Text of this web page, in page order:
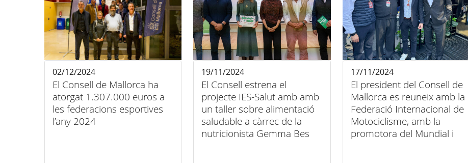
El Consell de Mallorca ha
atorgat 1.307.000 euros a
les federacions esportives
l’any 2024
02/12/2024
El Consell estrena el
projecte IES-Salut amb amb
un taller sobre alimentació
saludable a càrrec de la
nutricionista Gemma Bes
19/11/2024
El president del Consell de
Mallorca es reuneix amb la
Federació Internacional de
Motociclisme, amb la
promotora del Mundial i
17/11/2024